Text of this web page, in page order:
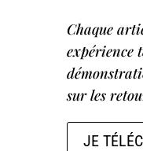
Chaque
expérience
sur les
JE